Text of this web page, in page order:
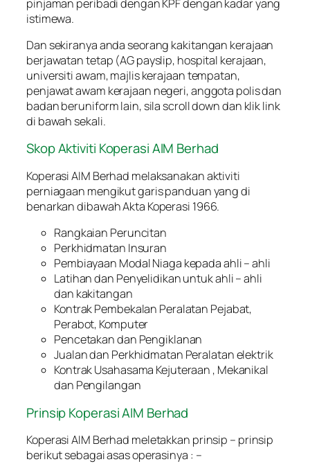
pinjaman peribadi dengan KPF dengan kadar yang
istimewa.
Dan sekiranya anda seorang kakitangan kerajaan
berjawatan tetap (AG payslip, hospital kerajaan,
universiti awam, majlis kerajaan tempatan,
penjawat awam kerajaan negeri, anggota polis dan
badan beruniform lain, sila scroll down dan klik link
di bawah sekali.
Skop Aktiviti Koperasi AIM Berhad
Koperasi AIM Berhad melaksanakan aktiviti
perniagaan mengikut garis panduan yang di
benarkan dibawah Akta Koperasi 1966.
Rangkaian Peruncitan
Perkhidmatan Insuran
Pembiayaan Modal Niaga kepada ahli – ahli
Latihan dan Penyelidikan untuk ahli – ahli
dan kakitangan
Kontrak Pembekalan Peralatan Pejabat,
Perabot, Komputer
Pencetakan dan Pengiklanan
Jualan dan Perkhidmatan Peralatan elektrik
Kontrak Usahasama Kejuteraan , Mekanikal
dan Pengilangan
Prinsip Koperasi AIM Berhad
Koperasi AIM Berhad meletakkan prinsip – prinsip
berikut sebagai asas operasinya : –